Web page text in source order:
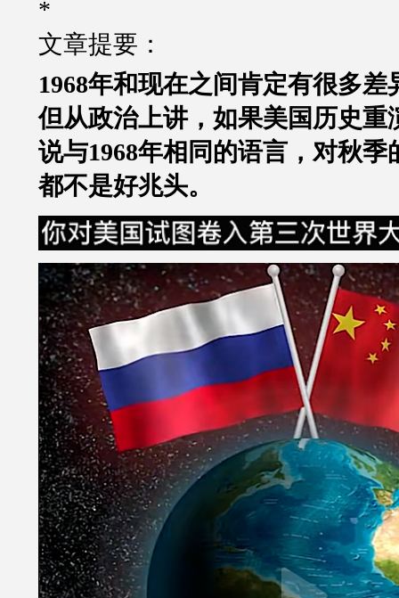
*
文章提要：
1968年和现在之间肯定有很多差
但从政治上讲，如果美国历史重
说与1968年相同的语言，对秋季
都不是好兆头。